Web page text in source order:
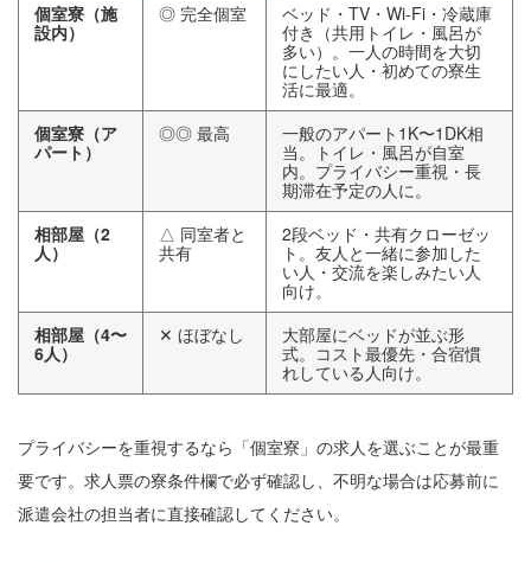
個室寮（施
設内）
◎ 完全個室
ベッド・TV・Wi-Fi・冷蔵庫
付き（共用トイレ・風呂が
多い）。一人の時間を大切
にしたい人・初めての寮生
活に最適。
個室寮（ア
パート）
◎◎ 最高
一般のアパート1K〜1DK相
当。トイレ・風呂が自室
内。プライバシー重視・長
期滞在予定の人に。
相部屋（2
人）
△ 同室者と
共有
2段ベッド・共有クローゼッ
ト。友人と一緒に参加した
い人・交流を楽しみたい人
向け。
相部屋（4〜
6人）
✕ ほぼなし
大部屋にベッドが並ぶ形
式。コスト最優先・合宿慣
れしている人向け。
プライバシーを重視するなら「個室寮」の求人を選ぶことが最重
要です。求人票の寮条件欄で必ず確認し、不明な場合は応募前に
派遣会社の担当者に直接確認してください。